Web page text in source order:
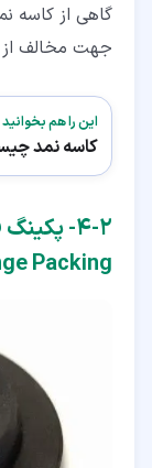
گاهی از کاسه
جهت مخالف از
این را هم بخوانید
کاسه نمد چیست و 3 نوع اصلی
Packing)